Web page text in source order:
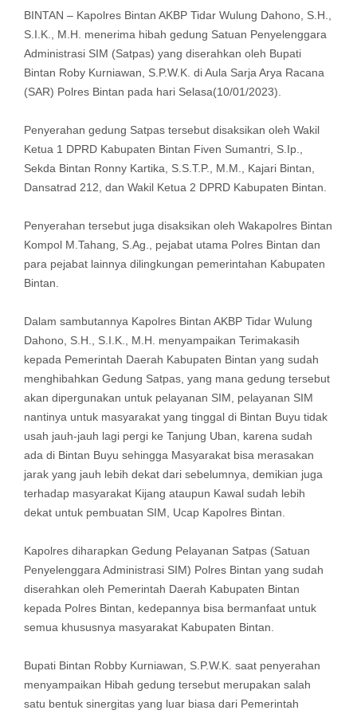
BINTAN – Kapolres Bintan AKBP Tidar Wulung Dahono, S.H.,
S.I.K., M.H. menerima hibah gedung Satuan Penyelenggara
Administrasi SIM (Satpas) yang diserahkan oleh Bupati
Bintan Roby Kurniawan, S.P.W.K. di Aula Sarja Arya Racana
(SAR) Polres Bintan pada hari Selasa(10/01/2023).
Penyerahan gedung Satpas tersebut disaksikan oleh Wakil
Ketua 1 DPRD Kabupaten Bintan Fiven Sumantri, S.Ip.,
Sekda Bintan Ronny Kartika, S.S.T.P., M.M., Kajari Bintan,
Dansatrad 212, dan Wakil Ketua 2 DPRD Kabupaten Bintan.
Penyerahan tersebut juga disaksikan oleh Wakapolres Bintan
Kompol M.Tahang, S.Ag., pejabat utama Polres Bintan dan
para pejabat lainnya dilingkungan pemerintahan Kabupaten
Bintan.
Dalam sambutannya Kapolres Bintan AKBP Tidar Wulung
Dahono, S.H., S.I.K., M.H. menyampaikan Terimakasih
kepada Pemerintah Daerah Kabupaten Bintan yang sudah
menghibahkan Gedung Satpas, yang mana gedung tersebut
akan dipergunakan untuk pelayanan SIM, pelayanan SIM
nantinya untuk masyarakat yang tinggal di Bintan Buyu tidak
usah jauh-jauh lagi pergi ke Tanjung Uban, karena sudah
ada di Bintan Buyu sehingga Masyarakat bisa merasakan
jarak yang jauh lebih dekat dari sebelumnya, demikian juga
terhadap masyarakat Kijang ataupun Kawal sudah lebih
dekat untuk pembuatan SIM, Ucap Kapolres Bintan.
Kapolres diharapkan Gedung Pelayanan Satpas (Satuan
Penyelenggara Administrasi SIM) Polres Bintan yang sudah
diserahkan oleh Pemerintah Daerah Kabupaten Bintan
kepada Polres Bintan, kedepannya bisa bermanfaat untuk
semua khususnya masyarakat Kabupaten Bintan.
Bupati Bintan Robby Kurniawan, S.P.W.K. saat penyerahan
menyampaikan Hibah gedung tersebut merupakan salah
satu bentuk sinergitas yang luar biasa dari Pemerintah